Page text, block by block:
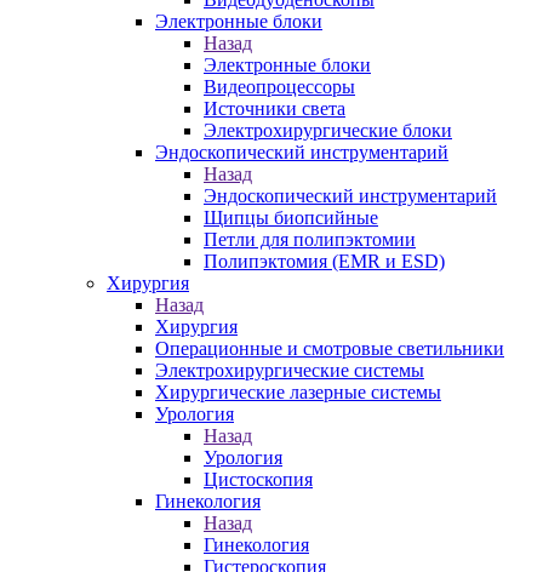
Электронные блоки
Назад
Электронные блоки
Видеопроцессоры
Источники света
Электрохирургические блоки
Эндоскопический инструментарий
Назад
Эндоскопический инструментарий
Щипцы биопсийные
Петли для полипэктомии
Полипэктомия (EMR и ESD)
Хирургия
Назад
Хирургия
Операционные и смотровые светильники
Электрохирургические системы
Хирургические лазерные системы
Урология
Назад
Урология
Цистоскопия
Гинекология
Назад
Гинекология
Гистероскопия